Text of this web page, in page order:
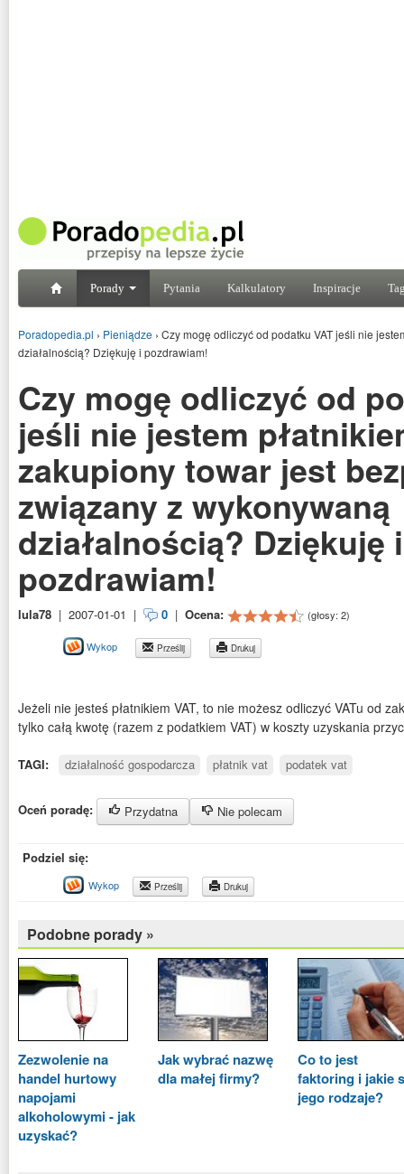
Porady Pytania Kalkulatory Inspiracje
Poradopedia.pl › Pieniądze › Czy mogę odliczyć od podatku VAT jeśli nie
działalnością? Dziękuję i pozdrawiam!
Czy mogę odliczyć od
jeśli nie jestem
zakupiony towar jest
związany z wykonywaną
działalnością? Dziękuję i
pozdrawiam!
lula78 | 2007-01-01 | 0 | Ocena: (głosy: 2)
Wykop Prześlij Drukuj
Jeżeli nie jesteś płatnikiem VAT, to nie możesz odliczyć VATu od
tylko całą kwotę (razem z podatkiem VAT) w koszty uzyskania
TAGI: działalność gospodarcza płatnik vat podatek vat
Oceń poradę: Przydatna Nie polecam
Podziel się:
Wykop Prześlij Drukuj
Podobne porady »
Zezwolenie na
handel hurtowy
napojami
alkoholowymi - jak
uzyskać?
Jak wybrać nazwę
dla małej firmy?
Co to jest
faktoring i jakie
jego rodzaje?